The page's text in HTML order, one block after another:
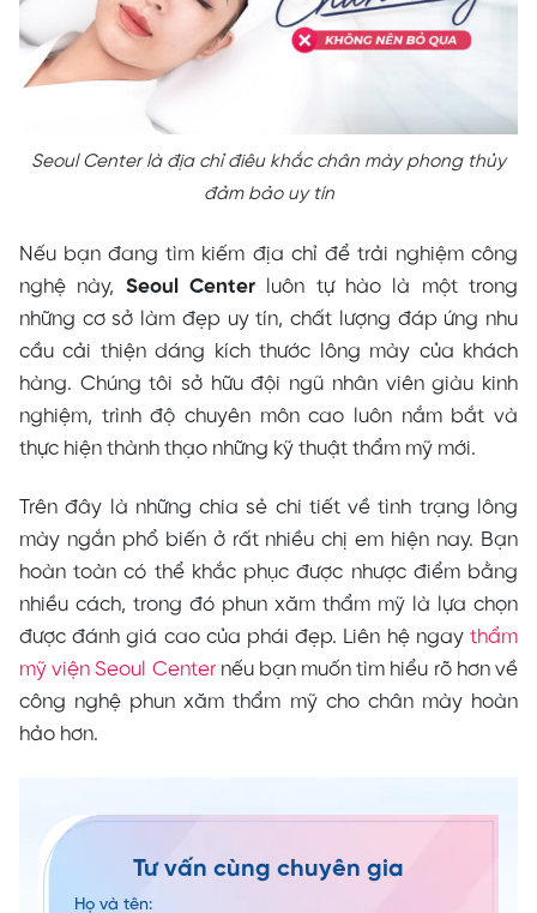
Seoul Center là địa chỉ điêu khắc chân mày phong thủy
đảm bảo uy tín
Nếu bạn đang tìm kiếm địa chỉ để trải nghiệm công
nghệ này, Seoul Center luôn tự hào là một trong
những cơ sở làm đẹp uy tín, chất lượng đáp ứng nhu
cầu cải thiện dáng kích thước lông mày của khách
hàng. Chúng tôi sở hữu đội ngũ nhân viên giàu kinh
nghiệm, trình độ chuyên môn cao luôn nắm bắt và
thực hiện thành thạo những kỹ thuật thẩm mỹ mới.
Trên đây là những chia sẻ chi tiết về tình trạng lông
mày ngắn phổ biến ở rất nhiều chị em hiện nay. Bạn
hoàn toàn có thể khắc phục được nhược điểm bằng
nhiều cách, trong đó phun xăm thẩm mỹ là lựa chọn
được đánh giá cao của phái đẹp. Liên hệ ngay thẩm
mỹ viện Seoul Centernếu bạn muốn tìm hiểu rõ hơn về
công nghệ phun xăm thẩm mỹ cho chân mày hoàn
hảo hơn.
Tư vấn cùng chuyên gia
Họ và tên: